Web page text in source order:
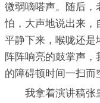
微弱嘀嗒声。随后，
怕，大声地说出来，
平静下来，喉咙还是
阵阵响亮的鼓掌声
的障碍顿时间一扫而
我拿着演讲稿张